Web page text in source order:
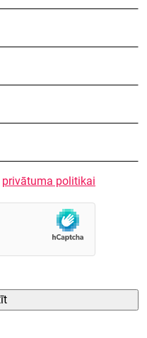
privātuma politikai